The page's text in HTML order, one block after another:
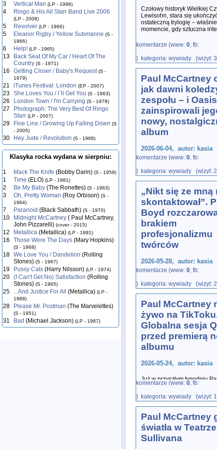
3 Vertical Man (LP - 1998)
4 Ringo & His All Starr Band Live 2006
(LP - 2008)
5 Revolver (LP - 1966)
5 Eleanor Rigby / Yellow Submarine (S -
1966)
6 Help! (LP - 1965)
13
Back Seat Of My Car / Heart Of The
Country (S - 1971)
16 Getting Closer / Baby's Request (S -
1979)
21 iTunes Festival: London (EP - 2007)
23 She Loves You / I`ll Get You (S - 1963)
26 London Town / I'm Carrying (S - 1978)
27
Photograph: The Very Best Of Ringo
Starr (LP - 2007)
29 Fine Line / Growing Up Falling Down (S
- 2005)
30 Hey Jude / Revolution (S - 1968)
Klasyka rocka wydana w sierpniu:
1 Mack The Knife (Bobby Darin) (S - 1959)
1 Time (ELO) (LP - 1981)
2 Be My Baby (The Ronettes) (S - 1963)
3 Oh, Pretty Woman (Roy Orbison) (S -
1964)
7 Paranoid (Black Sabbath) (S - 1970)
10 Midnight McCartney ( Paul McCartney,
John Pizzarelli) (cover - 2015)
12 Metallica (Metallica) (LP - 1991)
16 Those Were The Days (Mary Hopkins)
(S - 1968)
18 We Love You / Dandelion (Rolling
Stones) (S - 1967)
19 Pussy Cats (Harry Nilsson) (LP - 1974)
20 (I Can't Get No) Satisfaction (Rolling
Stones) (S - 1965)
25 ...And Justice For All (Metallica) (LP -
1988)
28 Please Mr. Postman (The Marvelettes)
(S - 1951)
31 Bad (Michael Jackson) (LP - 1987)
Czołowy historyk Wielkiej
Lewisohn, stara się
ostateczną trylogię –
momencie, gdy sztuczna
komentarze (www: 0, fb:
) kategoria: wywiady (wizyt:
Paul McCartney
jak dawni
zespołu – i
zainspirowali
nowy,
album
2026-06-04, autor: kasia
wraca wspomnieniami do
komentarze (www: 0, fb:
) kategoria: wywiady (wizyt:
„Nikt się ze mną
skontaktował”.
Boyd
brakiem
profesjonalizmu
twórców
2026-05-28, autor: kasia
Harrisona, Pattie Boyd,
Roa...
komentarze (www: 0, fb:
) kategoria: wywiady (wizyt:
Paul McCartney
żywo na
Globalna sesja
przed premierą
albumu
2026-05-24, autor: kasia
Już w przyszłym tygodniu
pytań i odpowiedzi (Q&A)
komentarze (www: 0, fb:
) kategoria: wywiady (wizyt:
Paul McCartney
światła w
Sullivana